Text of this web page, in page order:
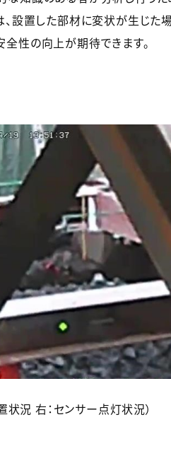
設置した部材に変状が生じた
性の向上が期待できます。
況 右：センサー点灯状況）